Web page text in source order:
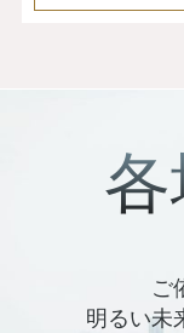
ご
明るい未